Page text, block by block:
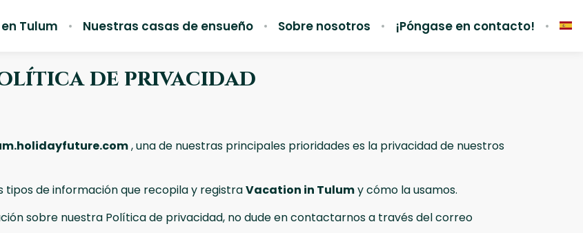
Tulum Nuestras casas de ensueño Sobre nosotros ¡Póngase en contacto!
de privacidad
, una de nuestras principales prioridades es la privacidad de nuestros
de información que recopila y registraVacation in Tulumy cómo la usamos.
sobre nuestra Política de privacidad, no dude en contactarnos a través del correo